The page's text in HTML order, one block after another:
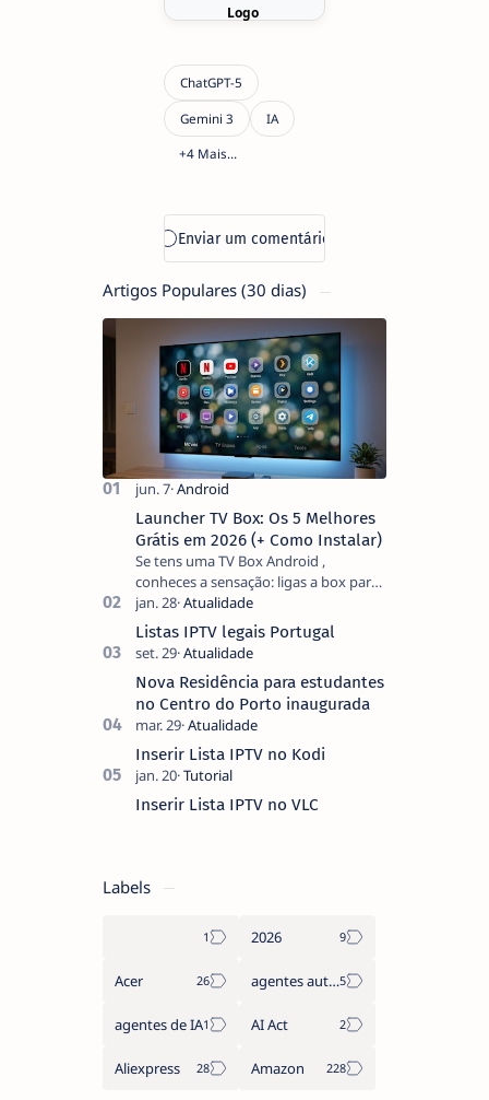
Artigos Populares (30 dias)
Launcher TV Box: Os 5 Melhores
Grátis em 2026 (+ Como Instalar)
Se tens uma TV Box Android ,
conheces a sensação: ligas a box para
ver um filme e o ecrã inicial está
coberto de sugestões que não
pediste, ban…
Listas IPTV legais Portugal
Nova Residência para estudantes
no Centro do Porto inaugurada
Inserir Lista IPTV no Kodi
Inserir Lista IPTV no VLC
Labels
2026
Acer agentes autónomos
agentes de IA AI Act
Aliexpress Amazon